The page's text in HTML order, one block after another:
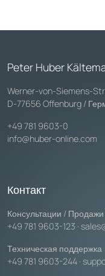
Peter Huber
Werner-von-Siemens-
D-77656 Offenburg /
+49 781 9603-0
info@huber-online.com
Контакт
Консультации / Продажи
+49 781 9603-123 ·
Техническая поддержка
+49 781 9603-244 ·